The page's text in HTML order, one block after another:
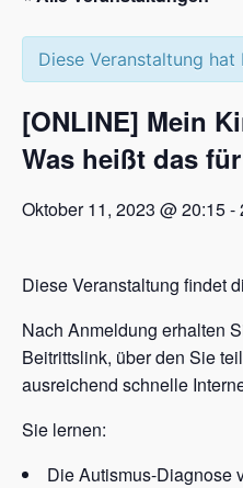
Diese Veranstaltung
[ONLINE] Mein
Was heißt das
Oktober 11, 2023 @ 20:15-
Diese Veranstaltung findet
Nach Anmeldung erhalten
Beitrittslink, über den Sie
ausreichend schnelle
Sie lernen:
Die Autismus-Diagnose